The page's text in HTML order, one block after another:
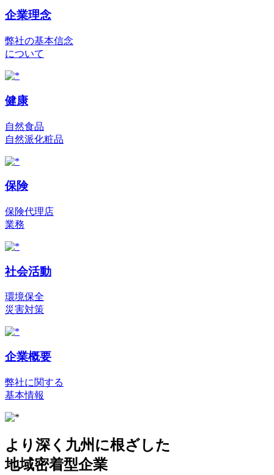
企業理念
弊社の基本信念
について
健康
自然食品
自然派化粧品
保険
保険代理店
業務
社会活動
環境保全
災害対策
企業概要
弊社に関する
基本情報
より深く九州に根ざした
地域密着型企業